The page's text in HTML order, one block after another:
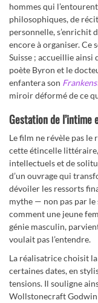
hommes qui
philosophiques, de
personnelle, s’enrichit
encore à organiser. Ce
Suisse ; accueillie
poète Byron et le
enfantera son
miroir déformé de ce
Gestation de l’intime
Le film ne révèle pas le
cette étincelle
intellectuels et de
d’un ouvrage qui
dévoiler les ressorts
mythe — non pas par
comment une jeune
génie masculin,
voulait pas l’entendre.
La réalisatrice choisit
certaines dates, en
tensions. Il souligne
Wollstonecraft